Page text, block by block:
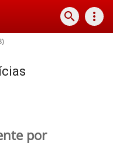
search more_vert
por